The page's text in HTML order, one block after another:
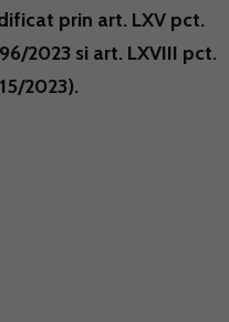
prin art. LXV pct.
2023 si art. LXVIII pct.
2023).